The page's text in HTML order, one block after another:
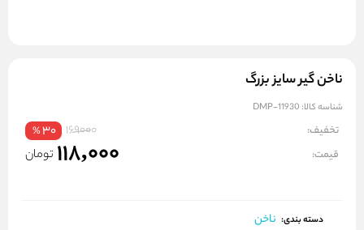
ناخن گیر سایز بزرگ
شناسه کالا: DMP-11930
تخفیف: 169000
30
%
قیمت: 118,000 تومان
دسته بندی: ناخن